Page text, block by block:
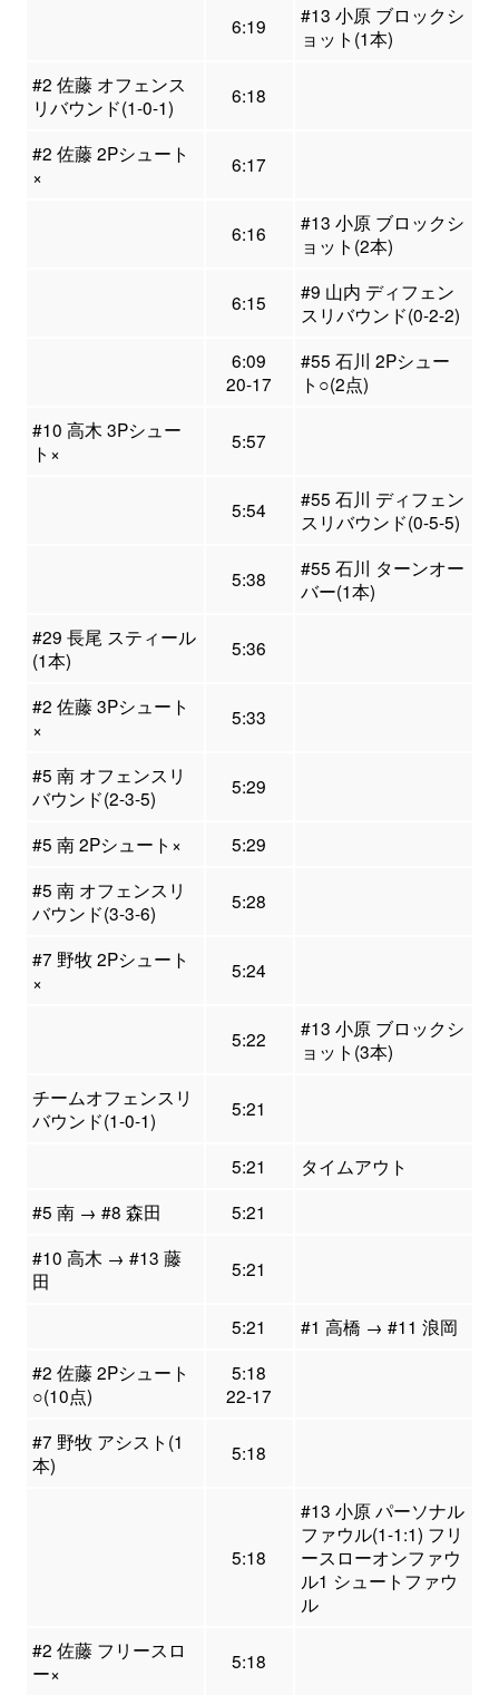
6:19
#13 小原 ブロックシ
ョット(1本)
#2 佐藤 オフェンス
リバウンド(1-0-1)
6:18
#2 佐藤 2Pシュート
×
6:17
6:16
#13 小原 ブロックシ
ョット(2本)
6:15
#9 山内 ディフェン
スリバウンド(0-2-2)
6:09
20-17
#55 石川 2Pシュー
ト○(2点)
#10 高木 3Pシュー
ト×
5:57
5:54
#55 石川 ディフェン
スリバウンド(0-5-5)
5:38
#55 石川 ターンオー
バー(1本)
#29 長尾 スティール
(1本)
5:36
#2 佐藤 3Pシュート
×
5:33
#5 南 オフェンスリ
バウンド(2-3-5)
5:29
#5 南 2Pシュート×
5:29
#5 南 オフェンスリ
バウンド(3-3-6)
5:28
#7 野牧 2Pシュート
×
5:24
5:22
#13 小原 ブロックシ
ョット(3本)
チームオフェンスリ
バウンド(1-0-1)
5:21
5:21
タイムアウト
#5 南 → #8 森田
5:21
#10 高木 → #13 藤
田
5:21
5:21
#1 高橋 → #11 浪岡
#2 佐藤 2Pシュート
○(10点)
5:18
22-17
#7 野牧 アシスト(1
本)
5:18
5:18
#13 小原 パーソナル
ファウル(1-1:1) フリ
ースローオンファウ
ル1 シュートファウ
ル
#2 佐藤 フリースロ
ー×
5:18